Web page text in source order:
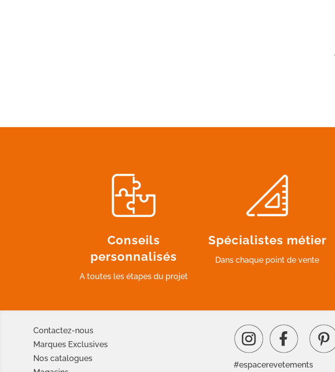
Conseils
personnalisés
A toutes les étapes du projet
Spécialistes métier
Dans chaque point de vente
Contactez-nous
Marques Exclusives
Nos catalogues
#espacerevetements